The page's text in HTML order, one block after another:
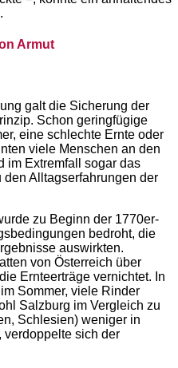
Armut
galt die Sicherung der
Schon geringfügige
eine schlechte Ernte oder
viele Menschen an den
im Extremfall sogar das
den Alltagserfahrungen der
zu Beginn der 1770er-
bedroht, die
auswirkten.
von Österreich über
Ernteerträge vernichtet. In
Sommer, viele Rinder
Salzburg im Vergleich zu
Schlesien) weniger in
verdoppelte sich der